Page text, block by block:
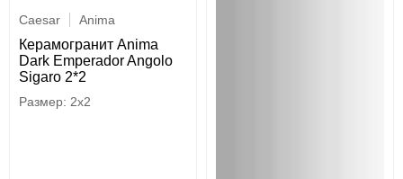
Caesar Anima
Керамогранит Anima
Dark Emperador Angolo
Sigaro 2*2
2x2